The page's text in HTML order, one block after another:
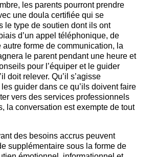
les parents pourront prendre
une doula certifiée qui se
le type de soutien dont ils ont
d’un appel téléphonique, de
autre forme de communication, la
le parent pendant une heure et
pour l’équiper et le guider
doit relever. Qu’il s’agisse
guider dans ce qu’ils doivent faire
vers des services professionnels
la conversation est exempte de tout
des besoins accrus peuvent
supplémentaire sous la forme de